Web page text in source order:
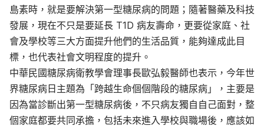
島素時，就是要解決第一型糖尿病的問題；隨著醫藥及科技
發展，現在不只是要延長 T1D 病友壽命，更要從家庭、社
會及學校等三大方面提升他們的生活品質，能夠達成此目
標，也代表社會文明程度的提升。
中華民國糖尿病衛教學會理事長歐弘毅醫師也表示，今年世
界糖尿病日主題為「跨越生命個個階段的糖尿病」，主要是
因為當診斷出第一型糖尿病後，不只病友獨自自己面對，整
個家庭都要共同承擔，包括未來進入學校與職場後，應該如